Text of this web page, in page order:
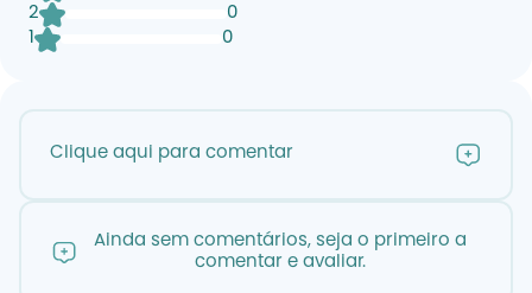
2
0
1
0
Clique aqui para comentar
Ainda sem comentários, seja o primeiro a
comentar e avaliar.